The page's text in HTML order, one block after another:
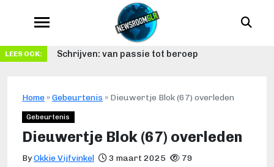
LEES OOK: Schrijven: van passie tot beroep
Home »Gebeurtenis » Dieuwertje Blok (67) overleden
Gebeurtenis
Dieuwertje Blok (67) overleden
ByOkkie Vijfvinkel 3 maart 2025 79